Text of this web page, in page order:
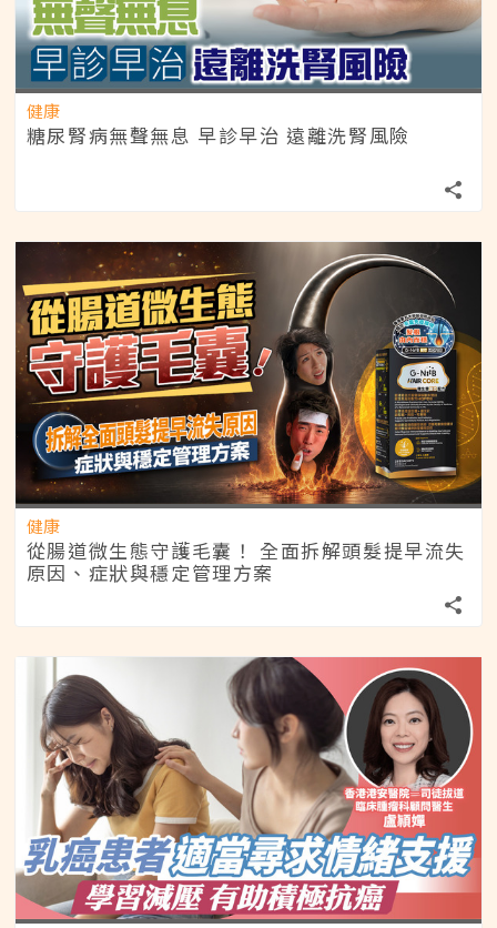
健康
糖尿腎病無聲無息 早診早治 遠離洗腎風險
健康
從腸道微生態守護毛囊！ 全面拆解頭髮提早流失
原因、症狀與穩定管理方案